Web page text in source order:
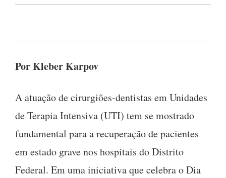
Por Kleber Karpov
A atuação de cirurgiões-dentistas em Unidades
de Terapia Intensiva (UTI) tem se mostrado
fundamental para a recuperação de pacientes
em estado grave nos hospitais do Distrito
Federal. Em uma iniciativa que celebra o Dia